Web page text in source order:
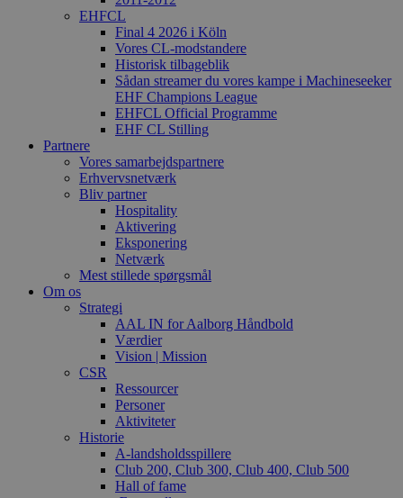
EHFCL
Final 4 2026 i Köln
Vores CL-modstandere
Historisk tilbageblik
Sådan streamer du vores kampe i Machineseeker
EHF Champions League
EHFCL Official Programme
EHF CL Stilling
Partnere
Vores samarbejdspartnere
Erhvervsnetværk
Bliv partner
Hospitality
Aktivering
Eksponering
Netværk
Mest stillede spørgsmål
Om os
Strategi
AAL IN for Aalborg Håndbold
Værdier
Vision | Mission
CSR
Ressourcer
Personer
Aktiviteter
Historie
A-landsholdsspillere
Club 200, Club 300, Club 400, Club 500
Hall of fame